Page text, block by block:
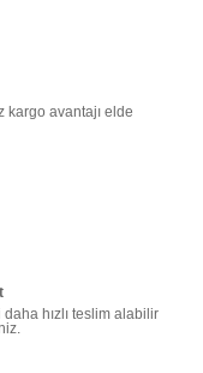
kargo avantajı elde
hızlı teslim alabilir